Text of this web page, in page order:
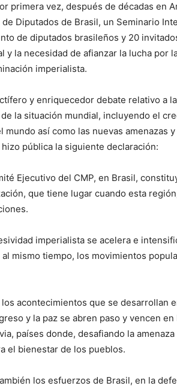
primera vez, después de décadas en
de Diputados de Brasil, un Seminario
de diputados brasileños y 20
y la necesidad de afianzar la lucha por
imperialista.
y enriquecedor debate relativo a
la situación mundial, incluyendo el
mundo así como las nuevas amenazas
pública la siguiente declaración:
Ejecutivo del CMP, en Brasil,
que tiene lugar cuando esta
imperialista se acelera e
al mismo tiempo, los movimientos
los acontecimientos que se desarrollan
y la paz se abren paso y vencen en
países donde, desafiando la
el bienestar de los pueblos.
los esfuerzos de Brasil, en la